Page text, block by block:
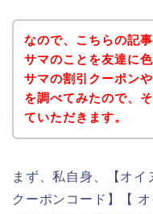
なので、こちらの記
サマのことを友達に
サマの割引クーポン
を調べてみたので、
ていただきます。
まず、私自身、【オ
クーポンコード】【